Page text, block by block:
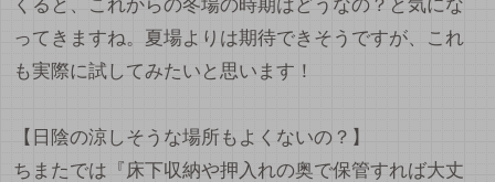
くると、これからの冬場の時期はどうなの？と気にな
ってきますね。夏場よりは期待できそうですが、これ
も実際に試してみたいと思います！
【日陰の涼しそうな場所もよくないの？】
ちまたでは『床下収納や押入れの奥で保管すれば大丈